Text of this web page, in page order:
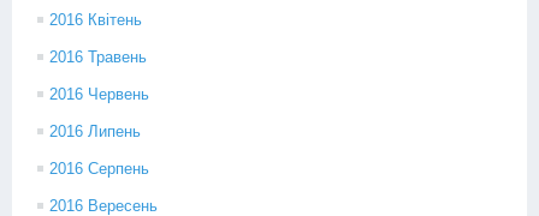
2016 Квітень
2016 Травень
2016 Червень
2016 Липень
2016 Серпень
2016 Вересень